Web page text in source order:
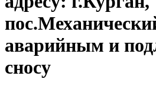
аварийным и
сносу